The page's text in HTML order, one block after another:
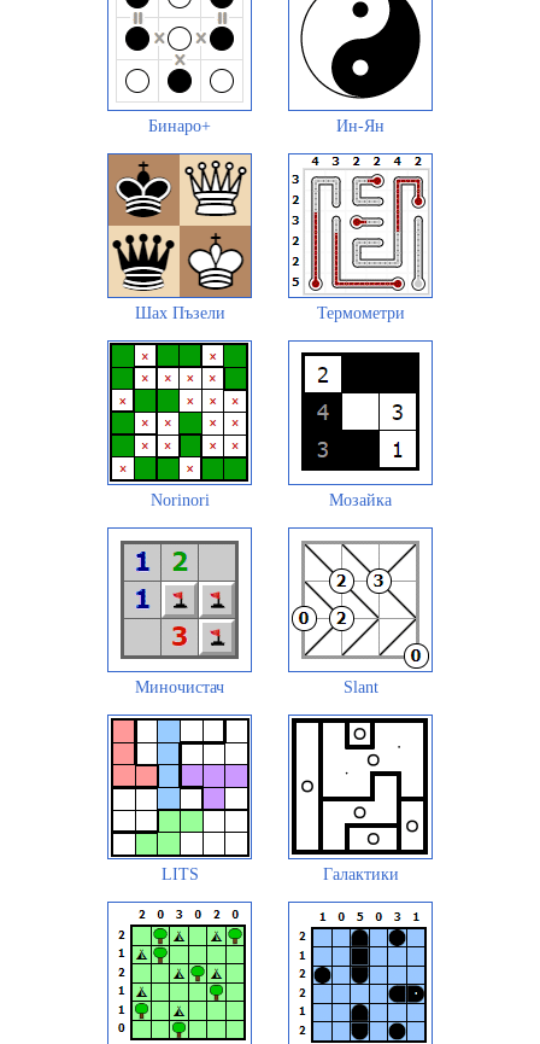
Бинаро+ Ин-Ян
Шах Пъзели Термометри
Norinori Мозайка
Миночистач Slant
LITS Галактики